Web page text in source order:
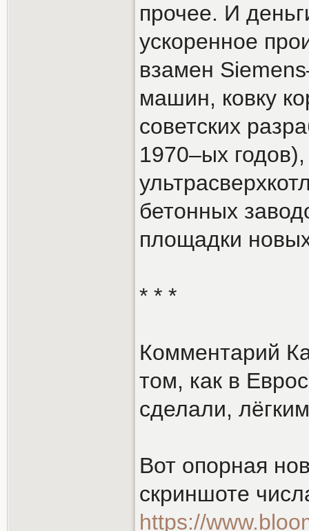
прочее. И
ускоренное
взамен
машин, ковку
советских
1970–ых
бетонных
площадки
* * *
Комментарий
том, как в
сделали,
Вот опорная
скриншоте
https://